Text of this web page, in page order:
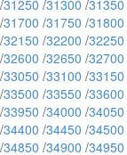
/31250 /31300 /31350
/31700 /31750 /31800
/32150 /32200 /32250
/32600 /32650 /32700
/33050 /33100 /33150
/33500 /33550 /33600
/33950 /34000 /34050
/34400 /34450 /34500
/34850 /34900 /34950